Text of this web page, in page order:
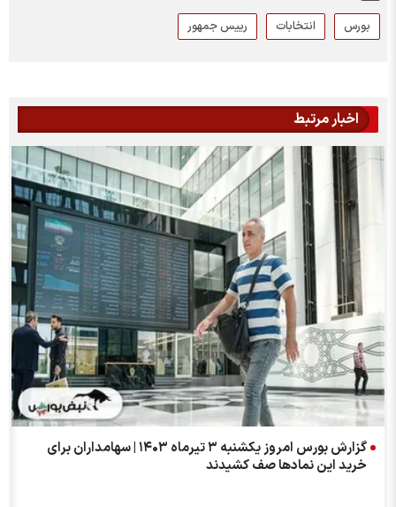
بورس انتخابات رییس جمهور
اخبار مرتبط
گزارش بورس امروز یکشنبه ۳ تیرماه ۱۴۰۳ | سهامداران برای
خرید این نمادها صف کشیدند